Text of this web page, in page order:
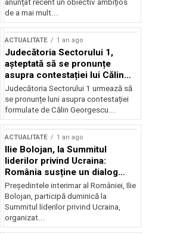
anunțat recent un obiectiv ambițios
de a mai mult...
ACTUALITATE 1 an ago
Judecătoria Sectorului 1,
așteptată să se pronunțe
asupra contestației lui Călin
Georgescu privind controlul
judiciar
Judecătoria Sectorului 1 urmează să
se pronunțe luni asupra contestației
formulate de Călin Georgescu...
ACTUALITATE 1 an ago
Ilie Bolojan, la Summitul
liderilor privind Ucraina:
România susține un dialog
transatlantic pentru securitate
și stabilitate
Președintele interimar al României, Ilie
Bolojan, participă duminică la
Summitul liderilor privind Ucraina,
organizat...